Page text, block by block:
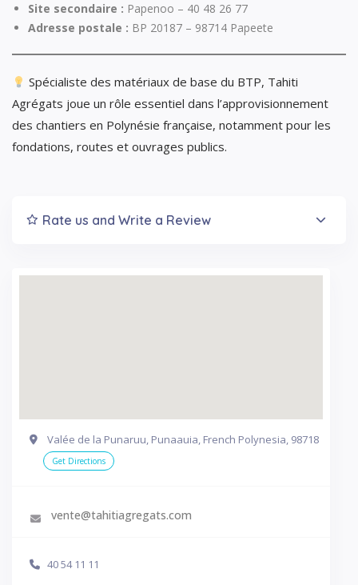
Site secondaire : Papenoo – 40 48 26 77
Adresse postale : BP 20187 – 98714 Papeete
Spécialiste des matériaux de base du BTP, Tahiti
Agrégats joue un rôle essentiel dans l’approvisionnement
des chantiers en Polynésie française, notamment pour les
fondations, routes et ouvrages publics.
Rate us and Write a Review
Valée de la Punaruu, Punaauia, French Polynesia, 98718
Get Directions
vente@tahitiagregats.com
40 54 11 11